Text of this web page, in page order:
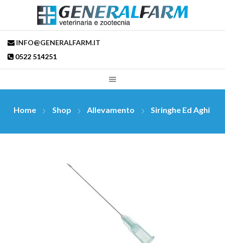
INFO@GENERALFARM.IT
0522 514251
Home Shop Allevamento Siringhe Ed Aghi